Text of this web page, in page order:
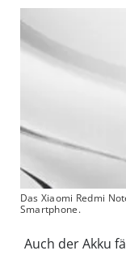
Das Xiaomi Redmi
Smartphone.
Auch der Akku